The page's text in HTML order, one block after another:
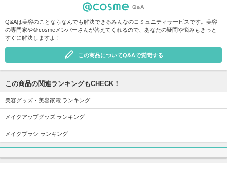
Q&Aは美容のことならなんでも解決できるみんなのコミュニティサービスです。美容
の専門家や＠cosmeメンバーさんが答えてくれるので、あなたの疑問や悩みもきっと
すぐに解決しますよ！
この商品についてQ&Aで質問する
この商品の関連ランキングもCHECK！
美容グッズ・美容家電 ランキング
メイクアップグッズ ランキング
メイクブラシ ランキング